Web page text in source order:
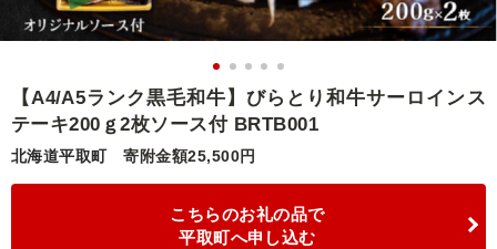
自治体から探す
ランキング
特集・おすすめ
【A4/A5ランク黒毛和牛】びらとり和牛サーロインス
テーキ200ｇ2枚ソース付 BRTB001
北海道平取町 寄附金額25,500円
こちらのお礼の品で
平取町へ申し込む